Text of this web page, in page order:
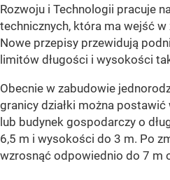
Rozwoju i Technologii pracuje
technicznych, która ma wejść
Nowe przepisy przewidują
limitów długości i wysokości
Obecnie w zabudowie
granicy działki można
lub budynek gospodarczy o
6,5 m i wysokości do 3 m. Po
wzrosnąć odpowiednio do 7 m